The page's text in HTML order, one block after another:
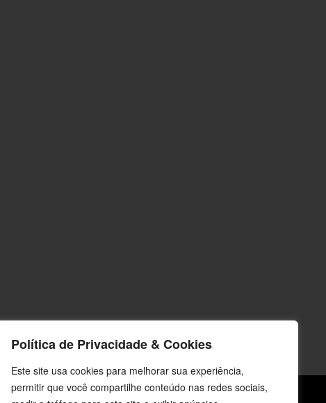
Política de Privacidade & Cookies
Este site usa cookies para melhorar sua experiência,
permitir que você compartilhe conteúdo nas redes sociais,